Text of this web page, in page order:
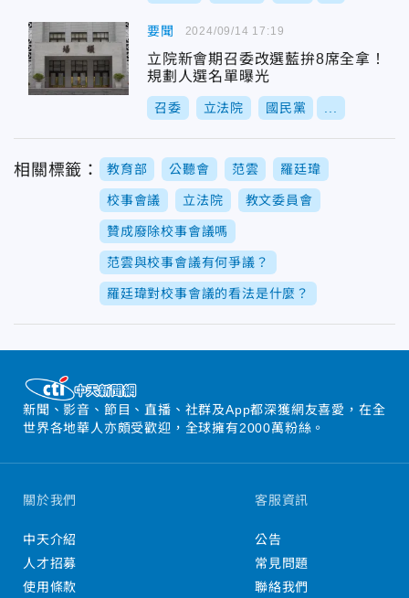
要聞
立院新會期召委改選藍拚8席全拿！
規劃人選名單曝光
召委 立法院 國民黨
2024/09/14 17:19
相關標籤： 教育部 公聽會 范雲 羅廷瑋
校事會議 立法院 教文委員會
贊成廢除校事會議嗎
范雲與校事會議有何爭議？
羅廷瑋對校事會議的看法是什麼？
新聞、影音、節目、直播、社群及App都深獲網友喜愛，在全
世界各地華人亦頗受歡迎，全球擁有2000萬粉絲。
關於我們
中天介紹
人才招募
使用條款
客服資訊
公告
常見問題
聯絡我們